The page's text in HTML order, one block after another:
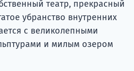
театр, прекрасный
убранство внутренних
с великолепными
и милым озером